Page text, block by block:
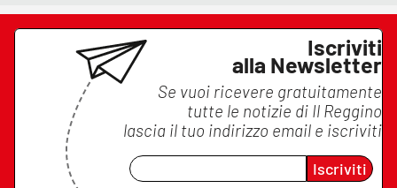
Iscriviti
alla Newsletter
Se vuoi ricevere gratuitamente
tutte le notizie di Il Reggino
lascia il tuo indirizzo email e iscriviti
Iscriviti